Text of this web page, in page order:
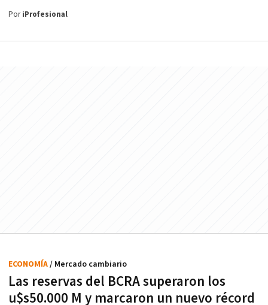
PoriProfesional
Las reservas del BCRA superaron los
u$s50.000 M y marcaron un nuevo récord
ECONOMÍA/ Mercado cambiario